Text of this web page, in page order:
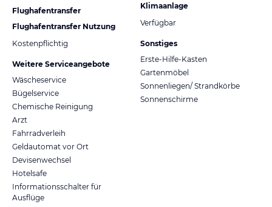
Flughafentransfer
Flughafentransfer Nutzung
Kostenpflichtig
Weitere Serviceangebote
Wäscheservice
Bügelservice
Chemische Reinigung
Arzt
Fahrradverleih
Geldautomat vor Ort
Devisenwechsel
Hotelsafe
Informationsschalter für
Ausflüge
Klimaanlage
Verfügbar
Sonstiges
Erste-Hilfe-Kasten
Gartenmöbel
Sonnenliegen/ Strandkörbe
Sonnenschirme